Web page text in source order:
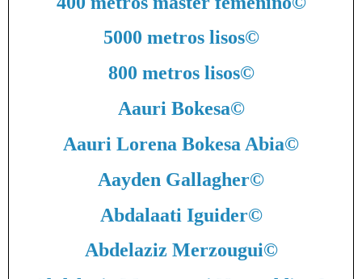
5000 metros lisos©
800 metros lisos©
Aauri Bokesa©
Aauri Lorena Bokesa Abia©
Aayden Gallagher©
Abdalaati Iguider©
Abdelaziz Merzougui©